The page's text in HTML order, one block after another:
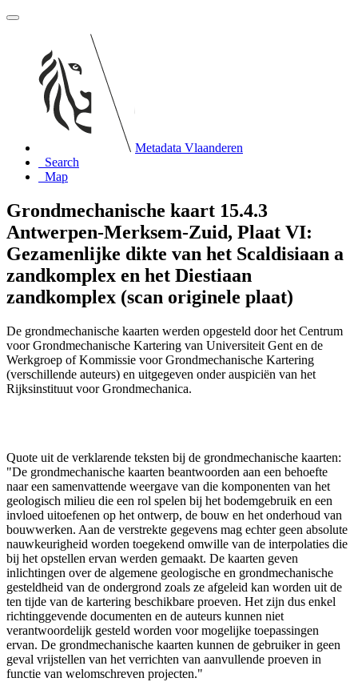
Metadata Vlaanderen
Search
Map
Grondmechanische kaart 15.4.3
Antwerpen-Merksem-Zuid, Plaat VI:
Gezamenlijke dikte van het Scaldisiaan a
zandkomplex en het Diestiaan
zandkomplex (scan originele plaat)
De grondmechanische kaarten werden opgesteld door het Centrum
voor Grondmechanische Kartering van Universiteit Gent en de
Werkgroep of Kommissie voor Grondmechanische Kartering
(verschillende auteurs) en uitgegeven onder auspiciën van het
Rijksinstituut voor Grondmechanica.
Quote uit de verklarende teksten bij de grondmechanische kaarten:
"De grondmechanische kaarten beantwoorden aan een behoefte
naar een samenvattende weergave van die komponenten van het
geologisch milieu die een rol spelen bij het bodemgebruik en een
invloed uitoefenen op het ontwerp, de bouw en het onderhoud van
bouwwerken. Aan de verstrekte gegevens mag echter geen absolute
nauwkeurigheid worden toegekend omwille van de interpolaties die
bij het opstellen ervan werden gemaakt. De kaarten geven
inlichtingen over de algemene geologische en grondmechanische
gesteldheid van de ondergrond zoals ze afgeleid kan worden uit de
ten tijde van de kartering beschikbare proeven. Het zijn dus enkel
richtinggevende documenten en de auteurs kunnen niet
verantwoordelijk gesteld worden voor mogelijke toepassingen
ervan. De grondmechanische kaarten kunnen de gebruiker in geen
geval vrijstellen van het verrichten van aanvullende proeven in
functie van welomschreven projecten."